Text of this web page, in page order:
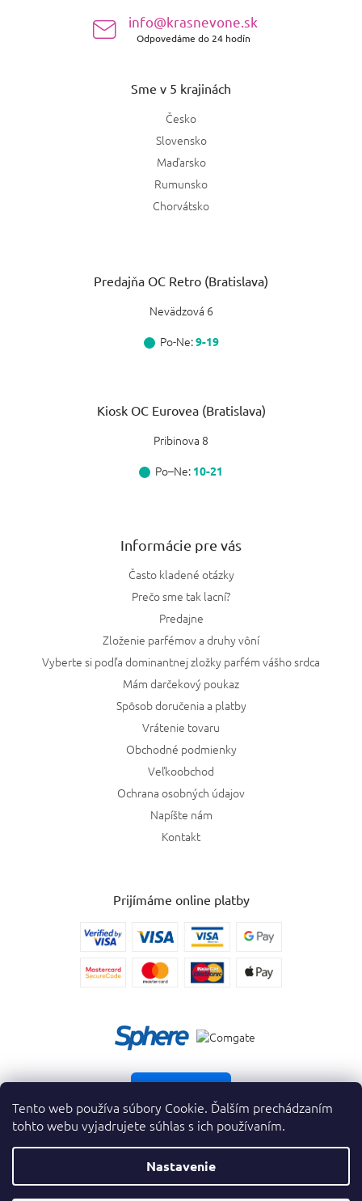
Tento web používa súbory Cookie. Ďalším prechádzaním
tohto webu vyjadrujete súhlas s ich používaním.
Nastavenie
info@krasnevone.sk
Odpovedáme do 24 hodín
Sme v 5 krajinách
Česko
Slovensko
Maďarsko
Rumunsko
Chorvátsko
Predajňa OC Retro (Bratislava)
Nevädzová 6
Po-Ne:9-19
Kiosk OC Eurovea (Bratislava)
Pribinova 8
Po–Ne: 10-21
Informácie pre vás
Často kladené otázky
Prečo sme tak lacní?
Predajne
Zloženie parfémov a druhy vôní
Vyberte si podľa dominantnej zložky parfém vášho srdca
Mám darčekový poukaz
Spôsob doručenia a platby
Vrátenie tovaru
Obchodné podmienky
Veľkoobchod
Ochrana osobných údajov
Napíšte nám
Kontakt
Prijímáme online platby
Copyright 2026krasnevone.sk. Všetky práva vyhradené.